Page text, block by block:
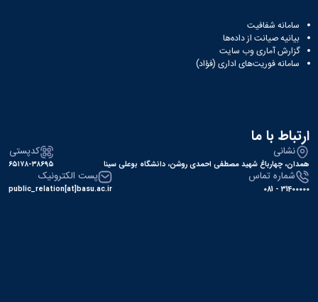
سامانه شفافیت
بیانیه صیانت از داده‌ها
گزارش آماری وب‌ سایت
سامانه فوریت‌های اداری (فؤاد)
ارتباط با ما
نشانی
همدان، چهارباغ شهید مصطفی احمدی روشن، دانشگاه بوعلی سینا
کدپستی
۶۵۱۷۸-۳۸۶۹۵
شماره تماس
31400000 - 081
پست الکترونیک
public_relation[at]basu.ac.ir